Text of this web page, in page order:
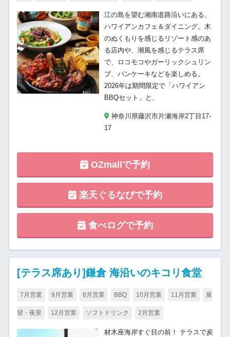
江の島を望む湘南道路沿いにある、
ハワイアンカフェ＆ダイニング。木
のぬくもりを感じるリゾート感のあ
る店内や、潮風を感じるテラス席
で、ロコモコやガーリックシュリン
プ、パンケーキなどを楽しめる。
2026年は期間限定で「ハワイアン
BBQセット」と、
神奈川県藤沢市片瀬海岸2丁目17-
17
OZmallで予約
楽天ぐるなびで予約
食べログで予約
[テラス席あり]鎌倉 海沿いのキコリ食堂
7月営業 9月営業 8月営業 BBQ 10月営業 11月営業 展
望・夜景 12月営業 ソフトドリンク 2月営業
材木座海岸すぐ目の前！ テラスで炭